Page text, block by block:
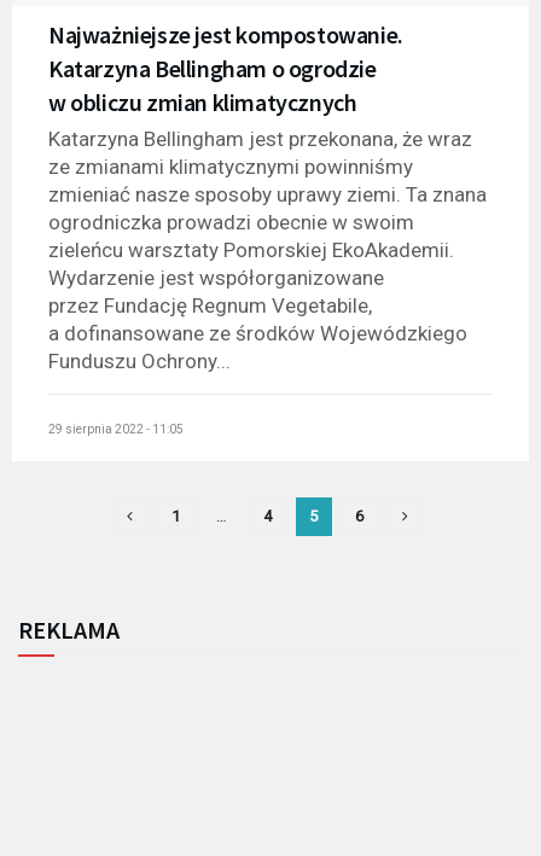
Najważniejsze jest kompostowanie.
Katarzyna Bellingham o ogrodzie
w obliczu zmian klimatycznych
Katarzyna Bellingham jest przekonana, że wraz
ze zmianami klimatycznymi powinniśmy
zmieniać nasze sposoby uprawy ziemi. Ta znana
ogrodniczka prowadzi obecnie w swoim
zieleńcu warsztaty Pomorskiej EkoAkademii.
Wydarzenie jest współorganizowane
przez Fundację Regnum Vegetabile,
a dofinansowane ze środków Wojewódzkiego
Funduszu Ochrony...
29 sierpnia 2022 - 11:05
1 … 4 5 6
REKLAMA